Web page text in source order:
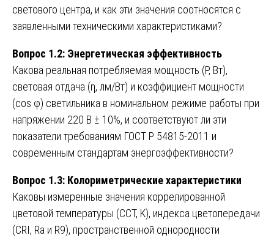
светового центра, и как эти значения соотносятся с
заявленными техническими характеристиками?
Вопрос 1.2: Энергетическая эффективность
Какова реальная потребляемая мощность (P, Вт),
световая отдача (η, лм/Вт) и коэффициент мощности
(cos φ) светильника в номинальном режиме работы при
напряжении 220 В ± 10%, и соответствуют ли эти
показатели требованиям ГОСТ Р 54815-2011 и
современным стандартам энергоэффективности?
Вопрос 1.3: Колориметрические характеристики
Каковы измеренные значения коррелированной
цветовой температуры (CCT, K), индекса цветопередачи
(CRI, Ra и R9), пространственной однородности